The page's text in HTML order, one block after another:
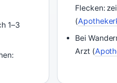
1–3
Flecken:
(
Bei
Arzt (